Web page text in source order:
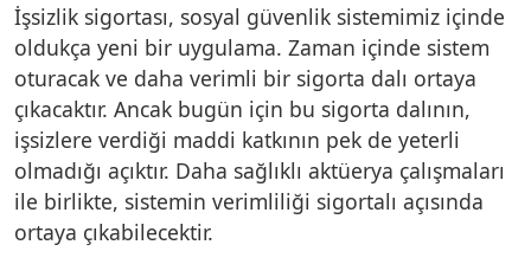
İşsizlik sigortası, sosyal güvenlik sistemimiz içinde
oldukça yeni bir uygulama. Zaman içinde sistem
oturacak ve daha verimli bir sigorta dalı ortaya
çıkacaktır. Ancak bugün için bu sigorta dalının,
işsizlere verdiği maddi katkının pek de yeterli
olmadığı açıktır. Daha sağlıklı aktüerya çalışmaları
ile birlikte, sistemin verimliliği sigortalı açısında
ortaya çıkabilecektir.